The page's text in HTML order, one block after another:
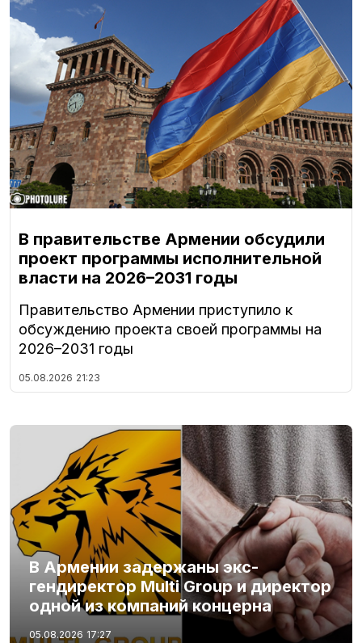
В правительстве Армении обсудили
проект программы исполнительной
власти на 2026–2031 годы
Правительство Армении приступило к
обсуждению проекта своей программы на
2026–2031 годы
05.08.2026 21:23
В Армении задержаны экс-
гендиректор Multi Group и директор
одной из компаний концерна
05.08.2026 17:27